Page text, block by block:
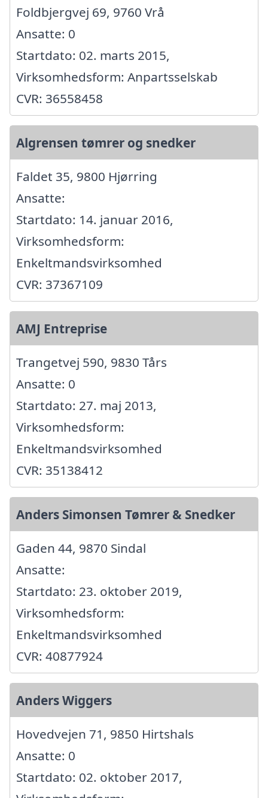
Foldbjergvej 69, 9760 Vrå
Ansatte: 0
Startdato: 02. marts 2015,
Virksomhedsform: Anpartsselskab
CVR: 36558458
Algrensen tømrer og snedker
Faldet 35, 9800 Hjørring
Ansatte:
Startdato: 14. januar 2016,
Virksomhedsform:
Enkeltmandsvirksomhed
CVR: 37367109
AMJ Entreprise
Trangetvej 590, 9830 Tårs
Ansatte: 0
Startdato: 27. maj 2013,
Virksomhedsform:
Enkeltmandsvirksomhed
CVR: 35138412
Anders Simonsen Tømrer & Snedker
Gaden 44, 9870 Sindal
Ansatte:
Startdato: 23. oktober 2019,
Virksomhedsform:
Enkeltmandsvirksomhed
CVR: 40877924
Anders Wiggers
Hovedvejen 71, 9850 Hirtshals
Ansatte: 0
Startdato: 02. oktober 2017,